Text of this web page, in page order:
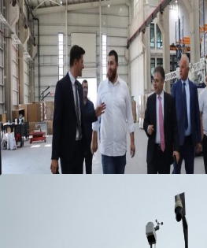
Marmara OSB Müteşebbis Heyeti
Toplantısı gerçekleştirildi
05 Ağustos 2026